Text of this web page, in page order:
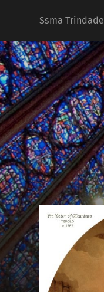
Ssma Trindade